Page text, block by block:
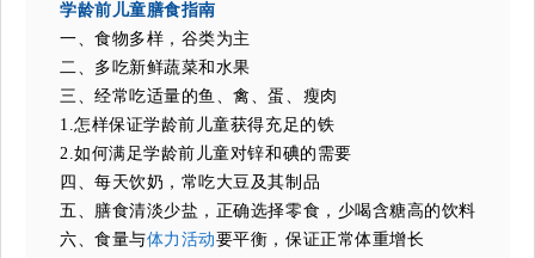
学龄前儿童膳食指南
一、食物多样，谷类为主
二、多吃新鲜蔬菜和水果
三、经常吃适量的鱼、禽、蛋、瘦肉
1.怎样保证学龄前儿童获得充足的铁
2.如何满足学龄前儿童对锌和碘的需要
四、每天饮奶，常吃大豆及其制品
五、膳食清淡少盐，正确选择零食，少喝含糖高的饮料
六、食量与体力活动要平衡，保证正常体重增长